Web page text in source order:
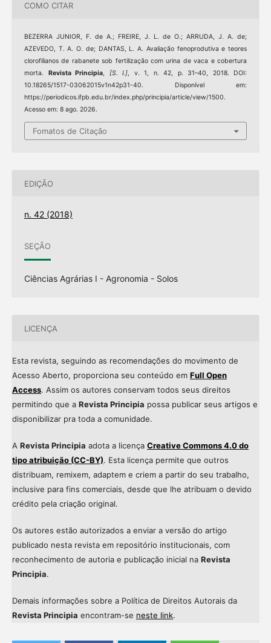
COMO CITAR
BEZERRA JUNIOR, F. de A.; FREIRE, J. L. de O.; ARRUDA, J. A. de;
AZEVEDO, T. A. O. de; DANTAS, L. A. Avaliação fenoprodutiva e teores
clorofilianos de rabanete sob fertilização com urina de vaca e cobertura
morta. Revista Principia, [S. l.], v. 1, n. 42, p. 31–40, 2018. DOI:
10.18265/1517-03062015v1n42p31-40. Disponível em:
https://periodicos.ifpb.edu.br/index.php/principia/article/view/1500.
Acesso em: 8 ago. 2026.
Fomatos de Citação
EDIÇÃO
n. 42 (2018)
SEÇÃO
Ciências Agrárias I - Agronomia - Solos
LICENÇA
Esta revista, seguindo as recomendações do movimento de
Acesso Aberto, proporciona seu conteúdo em Full Open
Access. Assim os autores conservam todos seus direitos
permitindo que a Revista Principia possa publicar seus artigos e
disponibilizar pra toda a comunidade.
A Revista Principia adota a licença Creative Commons 4.0 do
tipo atribuição (CC-BY). Esta licença permite que outros
distribuam, remixem, adaptem e criem a partir do seu trabalho,
inclusive para fins comerciais, desde que lhe atribuam o devido
crédito pela criação original.
Os autores estão autorizados a enviar a versão do artigo
publicado nesta revista em repositório institucionais, com
reconhecimento de autoria e publicação inicial na Revista
Principia.
Demais informações sobre a Política de Direitos Autorais da
Revista Principia encontram-se neste link.